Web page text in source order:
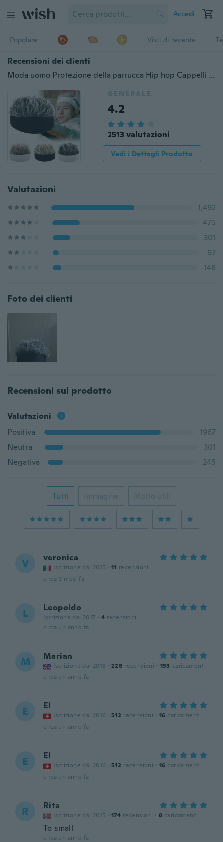
Accedi
Popolare Visti di recente
Recensioni dei clienti
Moda uomo Protezione della parrucca Hip hop Cappelli regolabili Cartoon Cosplay Cappello per capelli Puntelli per giochi di ruolo Pullover Hat Band Cappello vocale Regali divertenti
GENERALE
4.2
2513 valutazioni
Vedi i Dettagli Prodotto
Valutazioni
1,492
475
301
97
148
Foto dei clienti
Recensioni sul prodotto
Valutazioni
Positiva
1967
Neutra
301
Negativa
245
Tutti Immagine Molto utili
V veronica
Iscrizione dal 2023 · 11 recensioni
circa 9 mesi fa
L Leopoldo
Iscrizione dal 2017 · 4 recensioni
circa un anno fa
M Marian
Iscrizione dal 2018 · 228 recensioni · 153 caricamenti
circa un anno fa
E El
Iscrizione dal 2016 · 512 recensioni · 16 caricamenti
circa un anno fa
E El
Iscrizione dal 2016 · 512 recensioni · 16 caricamenti
circa un anno fa
R Rita
Iscrizione dal 2015 · 174 recensioni · 8 caricamenti
To small
circa un anno fa